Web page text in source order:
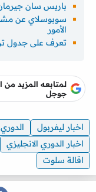
باريس سان
سوبوسلاي عن
الأمور
تعرف على جدول
لمتابعه المزيد
جوجل
اخبار ليفربول
اخبار الدوري الانجليزي
اقالة سلوت